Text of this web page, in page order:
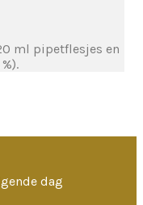
ml pipetflesjes en
dag